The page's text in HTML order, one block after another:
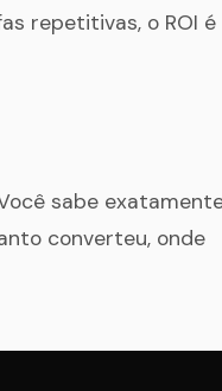
repetitivas, o ROI é
sabe
converteu, onde